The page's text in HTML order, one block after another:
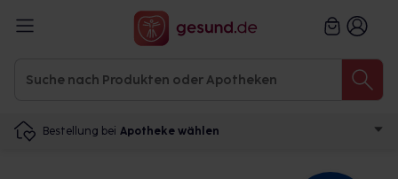
Bestellung bei Apotheke wählen